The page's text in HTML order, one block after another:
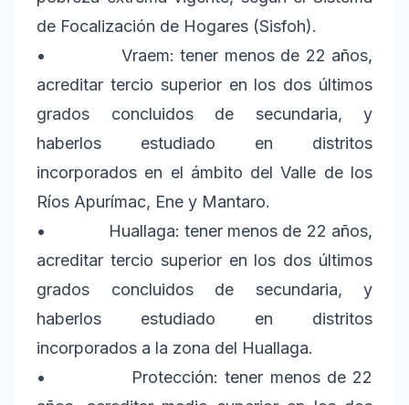
de Focalización de Hogares (Sisfoh).
• Vraem: tener menos de 22 años,
acreditar tercio superior en los dos últimos
grados concluidos de secundaria, y
haberlos estudiado en distritos
incorporados en el ámbito del Valle de los
Ríos Apurímac, Ene y Mantaro.
• Huallaga: tener menos de 22 años,
acreditar tercio superior en los dos últimos
grados concluidos de secundaria, y
haberlos estudiado en distritos
incorporados a la zona del Huallaga.
• Protección: tener menos de 22